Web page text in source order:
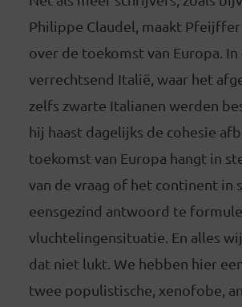
Philippe Claudel, maakt Pfeijffer
over de toekomst van Europa. In
verrechtsend Italië, waar het
zelfs zwarte Italianen werden
hij haast dagelijks de cohesie
toekomst van Europa hangt in
van de vraag of het continent in
eensgezind antwoord te
vluchtelingensituatie. En alles
dat niet lukt. We hebben hier
twee populistische, xenofobe,